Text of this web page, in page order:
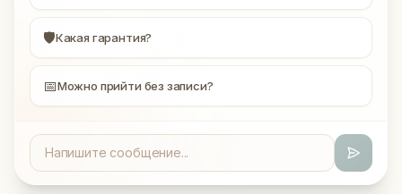
🛡Какая гарантия?
📅Можно прийти без записи?